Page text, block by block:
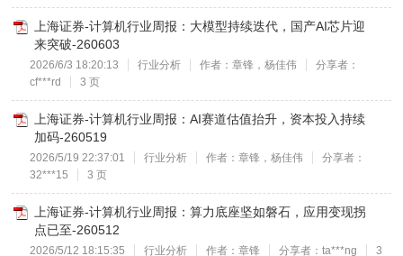
上海证券-计算机行业周报：大模型持续迭代，国产AI芯片迎
来突破-260603
2026/6/3 18:20:13 行业分析 作者：章锋，杨佳伟
分享者：
cf***rd
3 页
上海证券-计算机行业周报：AI赛道估值抬升，资本投入持续
加码-260519
2026/5/19 22:37:01 行业分析 作者：章锋，杨佳伟
分享者：
32***15
3 页
上海证券-计算机行业周报：算力底座坚如磐石，应用变现拐
点已至-260512
2026/5/12 18:15:35 行业分析 作者：章锋 分享者：ta***ng
3